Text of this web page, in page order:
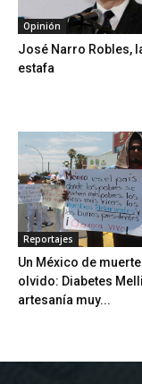
Opinión
José Narro Robles,
estafa
Reportajes
Un México de
olvido: Diabetes
artesanía muy...